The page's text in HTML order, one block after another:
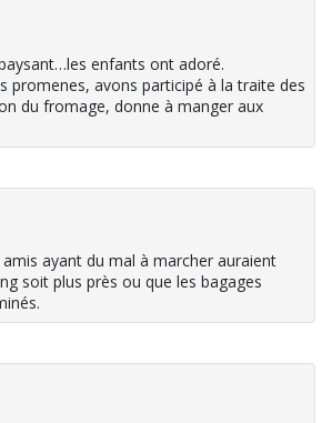
enfants ont adoré.
promenes, avons participé à la traite des
du fromage, donne à manger aux
amis ayant du mal à marcher auraient
soit plus près ou que les bagages